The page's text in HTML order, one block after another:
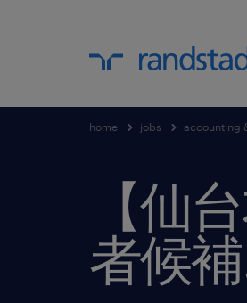
home jobs accounting
【仙
者候補